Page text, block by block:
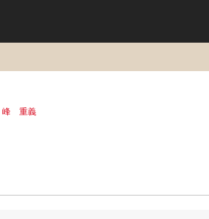
峰 重義